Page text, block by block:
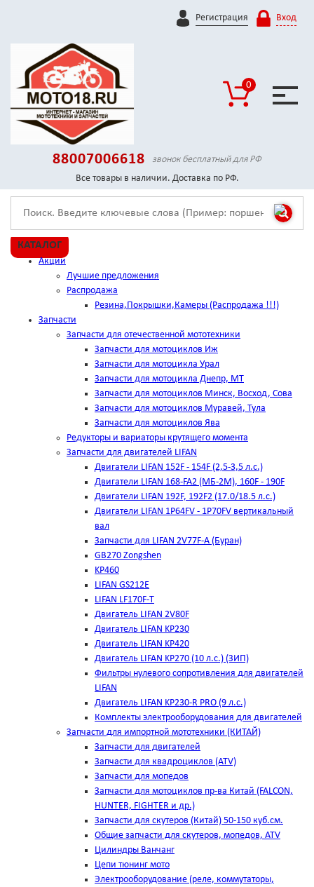
Регистрация Вход
0
88007006618
звонок бесплатный для РФ
Все товары в наличии. Доставка по РФ.
КАТАЛОГ
Акции
Лучшие предложения
Распродажа
Резина,Покрышки,Камеры (Распродажа !!!)
Запчасти
Запчасти для отечественной мототехники
Запчасти для мотоциклов Иж
Запчасти для мотоцикла Урал
Запчасти для мотоцикла Днепр, МТ
Запчасти для мотоциклов Минск, Восход, Сова
Запчасти для мотоциклов Муравей, Тула
Запчасти для мотоциклов Ява
Редукторы и вариаторы крутящего момента
Запчасти для двигателей LIFAN
Двигатели LIFAN 152F - 154F (2,5-3,5 л.с.)
Двигатели LIFAN 168-FA2 (МБ-2М), 160F - 190F
Двигатели LIFAN 192F, 192F2 (17.0/18.5 л.с.)
Двигатели LIFAN 1Р64FV - 1Р70FV вертикальный
вал
Запчасти для LIFAN 2V77F-A (Буран)
GB270 Zongshen
KP460
LIFAN GS212E
LIFAN LF170F-T
Двигатель LIFAN 2V80F
Двигатель LIFAN KP230
Двигатель LIFAN KP420
Двигатель LIFAN KP270 (10 л.с.) (ЗИП)
Фильтры нулевого сопротивления для двигателей
LIFAN
Двигатель LIFAN KP230-R PRO (9 л.с.)
Комплекты электрооборудования для двигателей
Запчасти для импортной мототехники (КИТАЙ)
Запчасти для двигателей
Запчасти для квадроциклов (ATV)
Запчасти для мопедов
Запчасти для мотоциклов пр-ва Китай (FALCON,
HUNTER, FIGHTER и др.)
Запчасти для скутеров (Китай) 50-150 куб.см.
Общие запчасти для скутеров, мопедов, ATV
Цилиндры Ванчанг
Цепи тюнинг мото
Электрооборудование (реле, коммутаторы,